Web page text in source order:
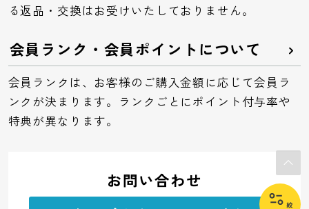
絞
る返品・交換はお受けいたしておりません。
会員ランク・会員ポイントについて
会員ランクは、お客様のご購入金額に応じて会員ラ
ンクが決まります。ランクごとにポイント付与率や
特典が異なります。
お問い合わせ